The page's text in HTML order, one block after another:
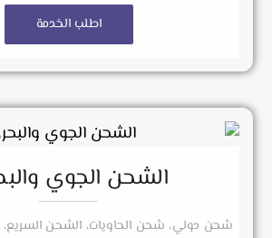
اطلب الخدمة
الشحن الجوي
شحن دولي، شحن الحاويات، الشحن السريع،